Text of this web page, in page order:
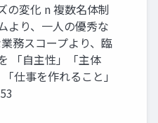
の変化 n 複数名体制
より、一人の優秀な
務スコープより、臨
「自主性」「主体
仕事を作れること」